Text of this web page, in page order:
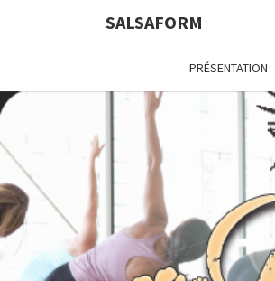
SALSAFORM
PRÉSENTATION